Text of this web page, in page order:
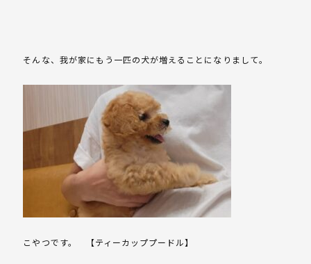
そんな、我が家にもう一匹の犬が増えることになりまして。
こやつです。 【ティーカッププードル】